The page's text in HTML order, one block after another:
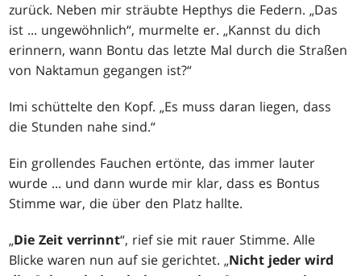
zurück. Neben mir sträubte Hepthys die Federn. „Das
ist ... ungewöhnlich“, murmelte er. „Kannst du dich
erinnern, wann Bontu das letzte Mal durch die Straßen
von Naktamun gegangen ist?“
Imi schüttelte den Kopf. „Es muss daran liegen, dass
die Stunden nahe sind.“
Ein grollendes Fauchen ertönte, das immer lauter
wurde ... und dann wurde mir klar, dass es Bontus
Stimme war, die über den Platz hallte.
„Die Zeit verrinnt“, rief sie mit rauer Stimme. Alle
Blicke waren nun auf sie gerichtet. „Nicht jeder wird